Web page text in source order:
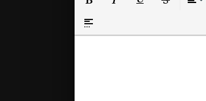
Полужирный
Вставка спойлера